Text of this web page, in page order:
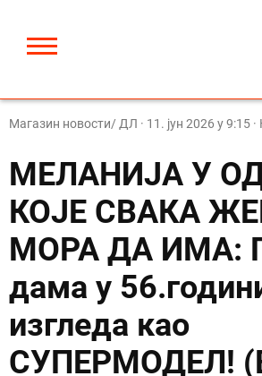
Магазин новости/ ДЛ · 11. јун 2026 у 9:15
МЕЛАНИЈА У
КОЈЕ СВАКА
МОРА ДА ИМА:
дама у
изгледа као
СУПЕРМОДЕЛ!